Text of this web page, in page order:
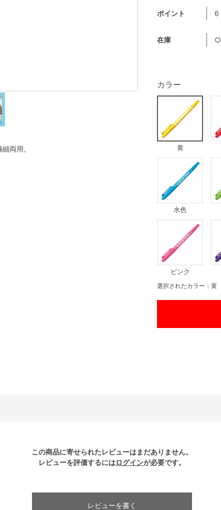
両用。
ポイント 6
在庫 ○
カラー
黄
水色
ピンク
選択されたカラー：黄
この商品に寄せられたレビューはまだありません。
レビューを評価するにはログインが必要です。
レビューを書く